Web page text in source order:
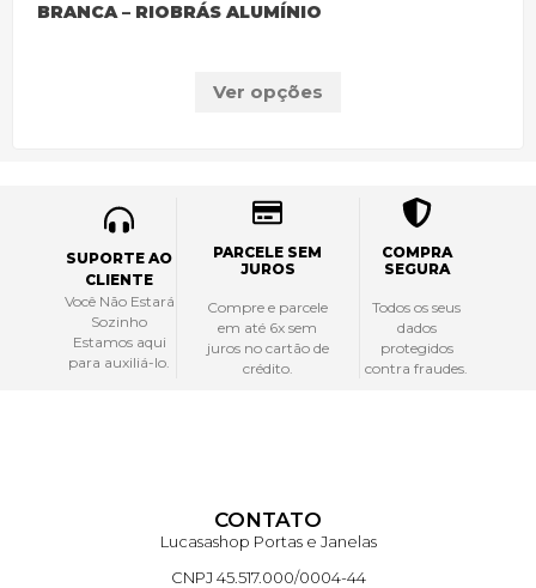
BRANCA – RIOBRÁS ALUMÍNIO
Ver opções
SUPORTE AO
CLIENTE
Você Não Estará
Sozinho
Estamos aqui
para auxiliá-lo.
PARCELE SEM
JUROS
Compre e parcele
em até 6x sem
juros no cartão de
crédito.
COMPRA
SEGURA
Todos os seus
dados
protegidos
contra fraudes.
CONTATO
Lucasashop Portas e Janelas
CNPJ 45.517.000/0004-44